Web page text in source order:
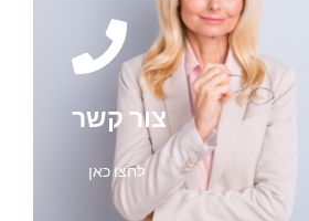
צור קשר
לחצו כאן